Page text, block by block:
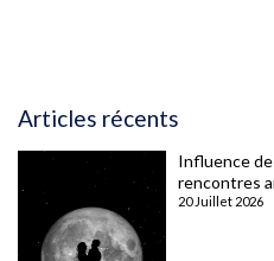
Articles récents
Influence
rencontres
20 Juillet 2026